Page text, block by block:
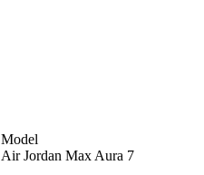
Model
Air Jordan Max Aura 7